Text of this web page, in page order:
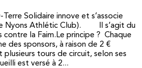
Solidaire innove et s’associe
Nyons Athlétic Club). Il s’agit du
contre la Faim.Le principe ? Chaque
des sponsors, à raison de 2 €
plusieurs tours de circuit, selon ses
est versé à 2...